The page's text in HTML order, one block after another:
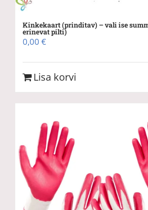
Kinkekaart (prinditav) – vali ise
erinevat pilti)
0,00 €
Lisa korvi